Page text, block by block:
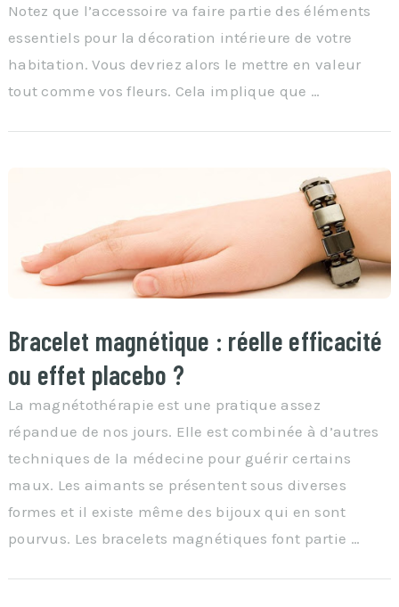
Notez que l’accessoire va faire partie des éléments
essentiels pour la décoration intérieure de votre
habitation. Vous devriez alors le mettre en valeur
tout comme vos fleurs. Cela implique que …
Bracelet magnétique : réelle efficacité
ou effet placebo ?
La magnétothérapie est une pratique assez
répandue de nos jours. Elle est combinée à d’autres
techniques de la médecine pour guérir certains
maux. Les aimants se présentent sous diverses
formes et il existe même des bijoux qui en sont
pourvus. Les bracelets magnétiques font partie …